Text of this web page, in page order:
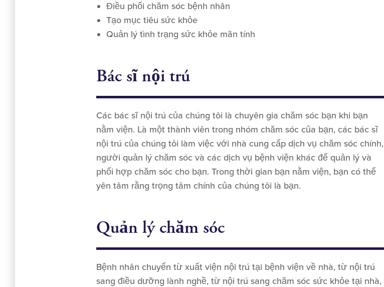
Điều phối chăm sóc bệnh nhân
Tạo mục tiêu sức khỏe
Quản lý tình trạng sức khỏe mãn tính
Bác sĩ nội trú
Các bác sĩ nội trú của chúng tôi là chuyên gia chăm sóc bạn khi bạn
nằm viện. Là một thành viên trong nhóm chăm sóc của bạn, các bác sĩ
nội trú của chúng tôi làm việc với nhà cung cấp dịch vụ chăm sóc chính,
người quản lý chăm sóc và các dịch vụ bệnh viện khác để quản lý và
phối hợp chăm sóc cho bạn. Trong thời gian bạn nằm viện, bạn có thể
yên tâm rằng trọng tâm chính của chúng tôi là bạn.
Quản lý chăm sóc
Bệnh nhân chuyển từ xuất viện nội trú tại bệnh viện về nhà, từ nội trú
sang điều dưỡng lành nghề, từ nội trú sang chăm sóc sức khỏe tại nhà,